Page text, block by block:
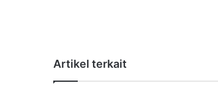
t
i
Artikel terkait